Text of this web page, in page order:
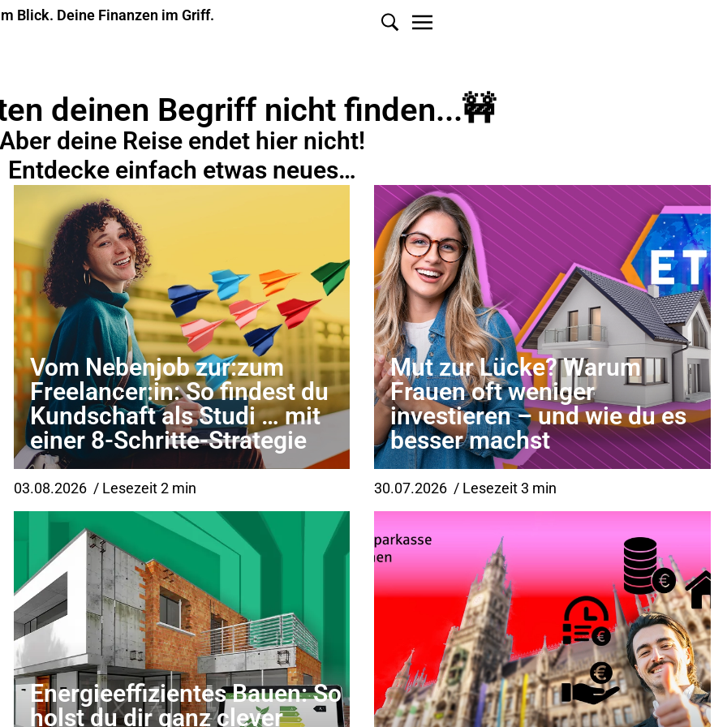
Blick. Deine Finanzen im Griff.
deinen Begriff nicht finden...🚧
Aber deine Reise endet hier nicht!
Entdecke einfach etwas neues…
Vom Nebenjob zur:zum
Freelancer:in: So findest du
Kundschaft als Studi … mit
einer 8-Schritte-Strategie
03.08.2026/ Lesezeit 2 min
Mut zur Lücke? Warum
Frauen oft weniger
investieren – und wie du es
besser machst
30.07.2026 / Lesezeit 3 min
Energieeffizientes Bauen: So
holst du dir ganz clever